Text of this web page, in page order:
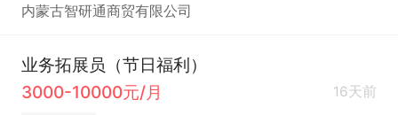
内蒙古智研通商贸有限公司
业务拓展员（节日福利）
3000-10000元/月
16天前